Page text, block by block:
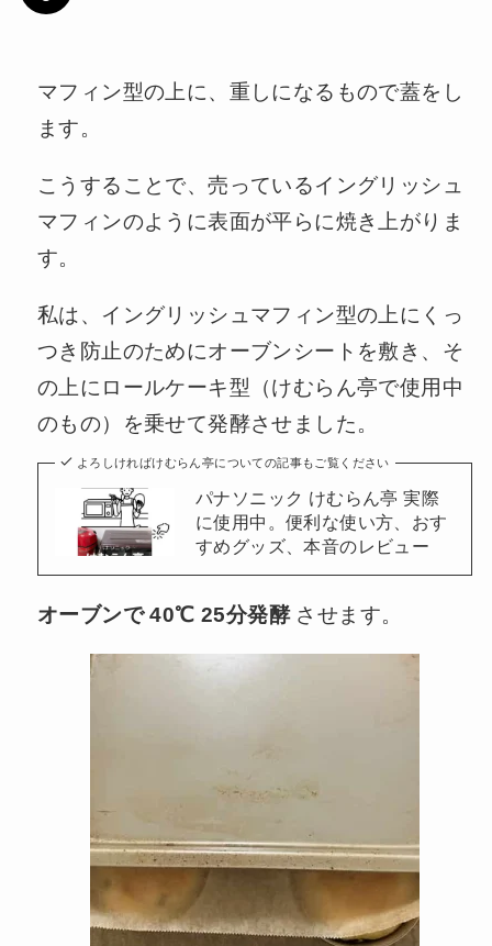
マフィン型の上に、重しになるもので蓋をし
ます。
こうすることで、売っているイングリッシュ
マフィンのように表面が平らに焼き上がりま
す。
私は、イングリッシュマフィン型の上にくっ
つき防止のためにオーブンシートを敷き、そ
の上にロールケーキ型（けむらん亭で使用中
のもの）を乗せて発酵させました。
よろしければけむらん亭についての記事もご覧ください
パナソニック けむらん亭 実際
に使用中。便利な使い方、おす
すめグッズ、本音のレビュー
オーブンで 40℃ 25分発酵させます。